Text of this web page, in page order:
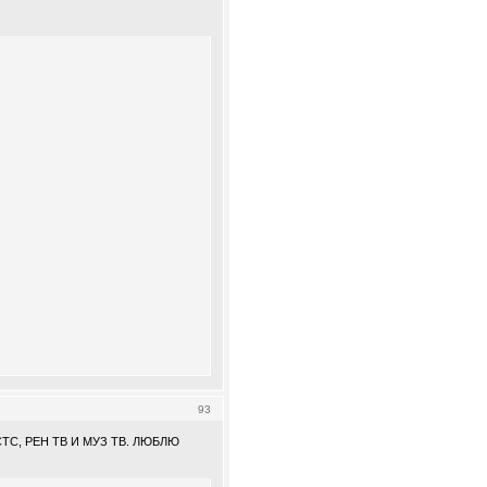
93
РЕН ТВ И МУЗ ТВ. ЛЮБЛЮ